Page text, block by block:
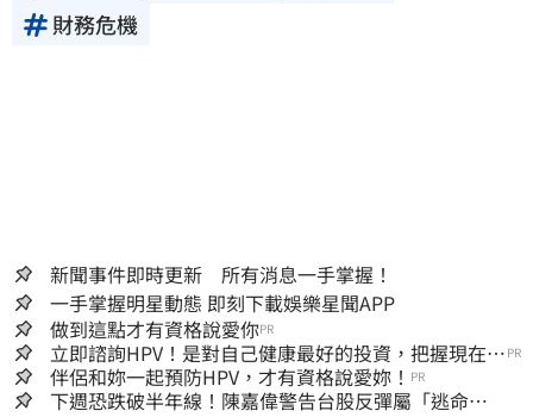
財務危機
新聞事件即時更新 所有消息一手掌握！
一手掌握明星動態 即刻下載娛樂星聞APP
做到這點才有資格說愛你PR
立即諮詢HPV！是對自己健康最好的投資，把握現在不
嫌晚！
PR
伴侶和妳一起預防HPV，才有資格說愛妳！ PR
下週恐跌破半年線！陳嘉偉警告台股反彈屬「逃命